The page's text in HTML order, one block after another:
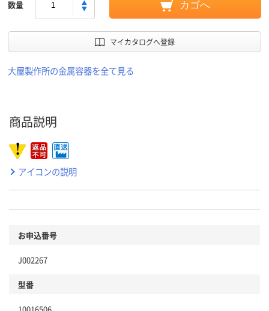
数量 カゴへ
マイカタログへ登録
大屋製作所の金属容器を全て見る
商品説明
アイコンの説明
お申込番号
J002267
型番